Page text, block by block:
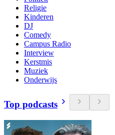
Religie
Kinderen
DJ
Comedy
Campus Radio
Interview
Kerstmis
Muziek
Onderwijs
Top podcasts